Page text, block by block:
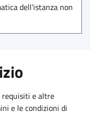
dell'istanza non
requisiti e altre
e le condizioni di